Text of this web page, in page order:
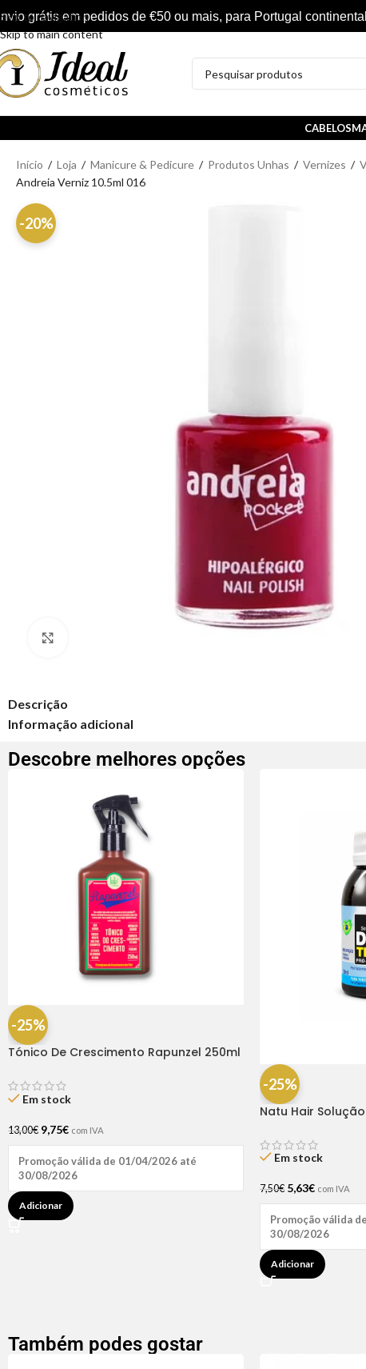
Skip to navigation
Skip to main content
grátis em pedidos de €50 ou mais, para Portugal continental
CABELOS
Início / Loja / Manicure & Pedicure / Produtos Unhas / Vernizes /
Andreia Verniz 10.5ml 016
-20%
Descrição
Informação adicional
Descobre melhores opções
-25%
Tónico De Crescimento Rapunzel 250ml
Em stock
13,00€ 9,75€ com IVA
Promoção válida de 01/04/2026 até
30/08/2026
Adicionar
-25%
Natu Hair
Em stock
7,50€ 5,63€ com IVA
Promoção válida
30/08/2026
Adicionar
Também podes gostar